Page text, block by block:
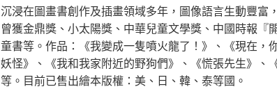
沉浸在圖畫書創作及插畫領域多年，圖像語言生動豐
曾獲金鼎獎、小太陽獎、中華兒童文學獎、中國時報
童書等。作品：《我變成一隻噴火龍了！》、《現在
妖怪》、《我和我家附近的野狗們》、《慌張先生》、
等。目前已售出繪本版權：美、日、韓、泰等國。